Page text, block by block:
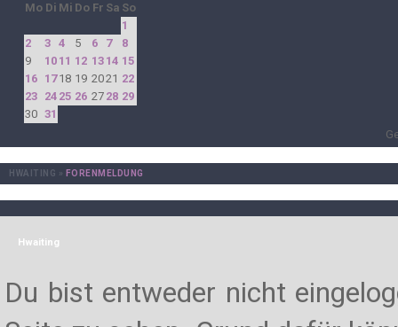
Mo Di Mi Do Fr Sa So
1
2
3 4 5 6 7
8
9
10 11 12 13 14 15
16 17 18 19 2021 22
23 24 25 26 27 28 29
30 31
HWAITING » FORENMELDUNG
Hwaiting
Du bist entweder nicht